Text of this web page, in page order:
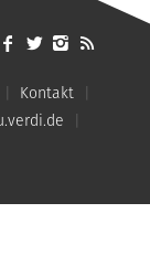
Kontakt